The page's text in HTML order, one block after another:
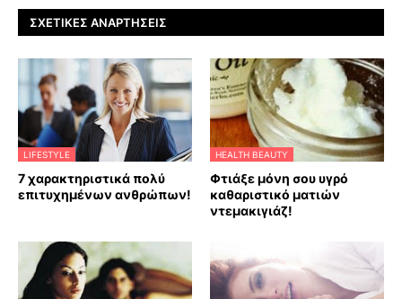
ΣΧΕΤΙΚΈΣ ΑΝΑΡΤΉΣΕΙΣ
LIFESTYLE
7 χαρακτηριστικά πολύ
επιτυχημένων ανθρώπων!
HEALTH BEAUTY
Φτιάξε μόνη σου υγρό
καθαριστικό ματιών
ντεμακιγιάζ!